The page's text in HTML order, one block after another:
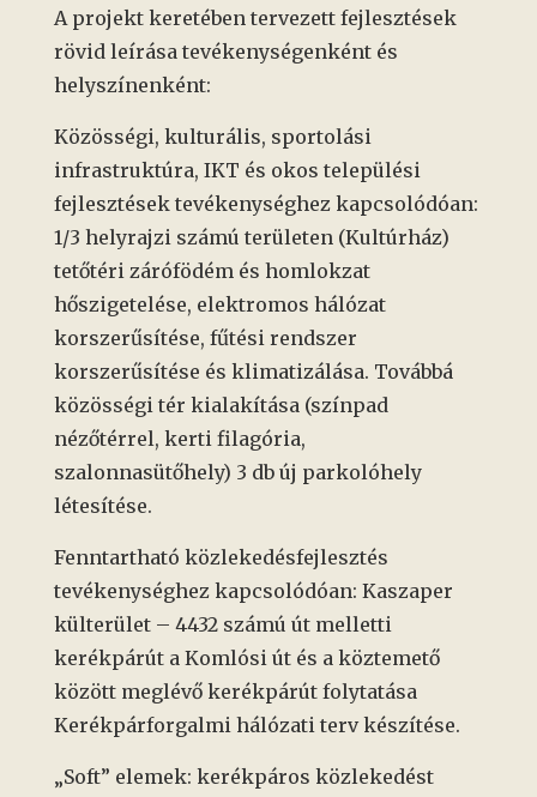
A projekt keretében tervezett fejlesztések
rövid leírása tevékenységenként és
helyszínenként:
Közösségi, kulturális, sportolási
infrastruktúra, IKT és okos települési
fejlesztések tevékenységhez kapcsolódóan:
1/3 helyrajzi számú területen (Kultúrház)
tetőtéri zárófödém és homlokzat
hőszigetelése, elektromos hálózat
korszerűsítése, fűtési rendszer
korszerűsítése és klimatizálása. Továbbá
közösségi tér kialakítása (színpad
nézőtérrel, kerti filagória,
szalonnasütőhely) 3 db új parkolóhely
létesítése.
Fenntartható közlekedésfejlesztés
tevékenységhez kapcsolódóan: Kaszaper
külterület – 4432 számú út melletti
kerékpárút a Komlósi út és a köztemető
között meglévő kerékpárút folytatása
Kerékpárforgalmi hálózati terv készítése.
„Soft” elemek: kerékpáros közlekedést